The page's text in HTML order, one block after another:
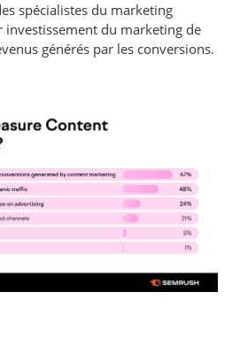
spécialistes du marketing
du marketing de
générés par les conversions.